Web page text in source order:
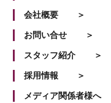
会社概要
お問い合せ
スタッフ紹介
採用情報
メディア関係者様へ